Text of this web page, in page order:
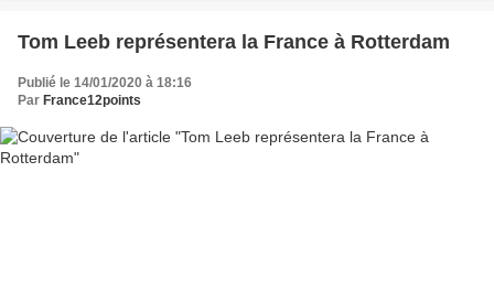
Tom Leeb représentera la France à Rotterdam
Publié le 14/01/2020 à 18:16
Par France12points